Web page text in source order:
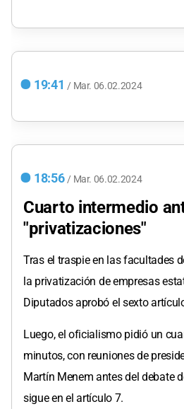
19:41 / Mar. 06.02.2024
18:56 / Mar. 06.02.2024
Cuarto intermedio
"privatizaciones"
Tras el traspie en las facultades
la privatización de empresas
Diputados aprobó el sexto
Luego, el oficialismo pidió un
minutos, con reuniones de
Martín Menem antes del debate
sigue en el artículo 7.